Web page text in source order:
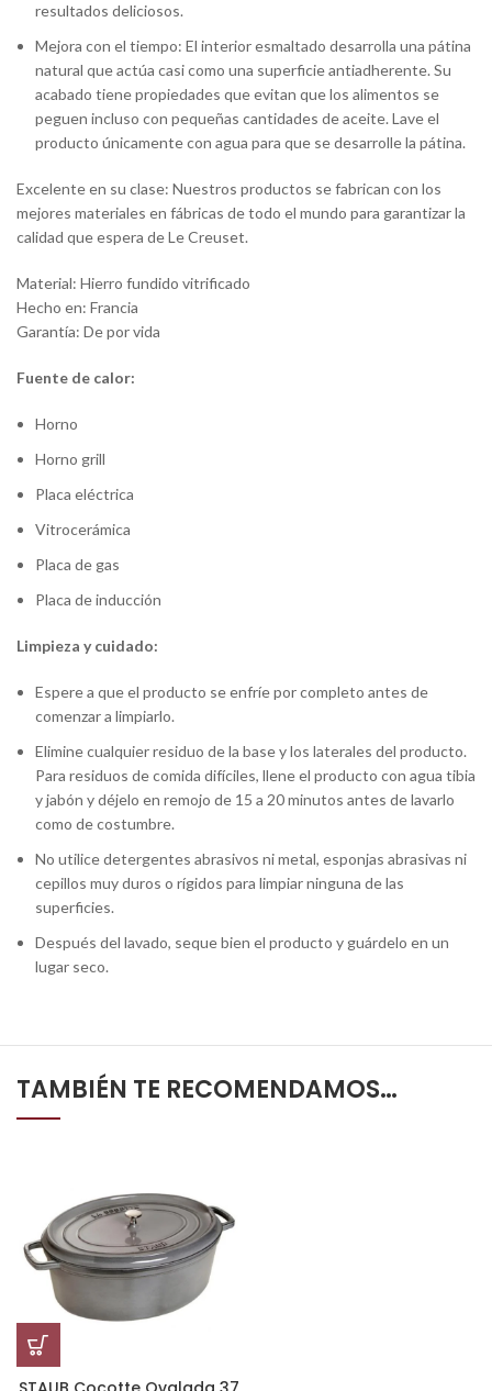
resultados deliciosos.
Mejora con el tiempo: El interior esmaltado desarrolla una pátina
natural que actúa casi como una superficie antiadherente. Su
acabado tiene propiedades que evitan que los alimentos se
peguen incluso con pequeñas cantidades de aceite. Lave el
producto únicamente con agua para que se desarrolle la pátina.
Excelente en su clase: Nuestros productos se fabrican con los
mejores materiales en fábricas de todo el mundo para garantizar la
calidad que espera de Le Creuset.
Material: Hierro fundido vitrificado
Hecho en: Francia
Garantía: De por vida
Fuente de calor:
Horno
Horno grill
Placa eléctrica
Vitrocerámica
Placa de gas
Placa de inducción
Limpieza y cuidado:
Espere a que el producto se enfríe por completo antes de
comenzar a limpiarlo.
Elimine cualquier residuo de la base y los laterales del producto.
Para residuos de comida difíciles, llene el producto con agua tibia
y jabón y déjelo en remojo de 15 a 20 minutos antes de lavarlo
como de costumbre.
No utilice detergentes abrasivos ni metal, esponjas abrasivas ni
cepillos muy duros o rígidos para limpiar ninguna de las
superficies.
Después del lavado, seque bien el producto y guárdelo en un
lugar seco.
TAMBIÉN TE RECOMENDAMOS…